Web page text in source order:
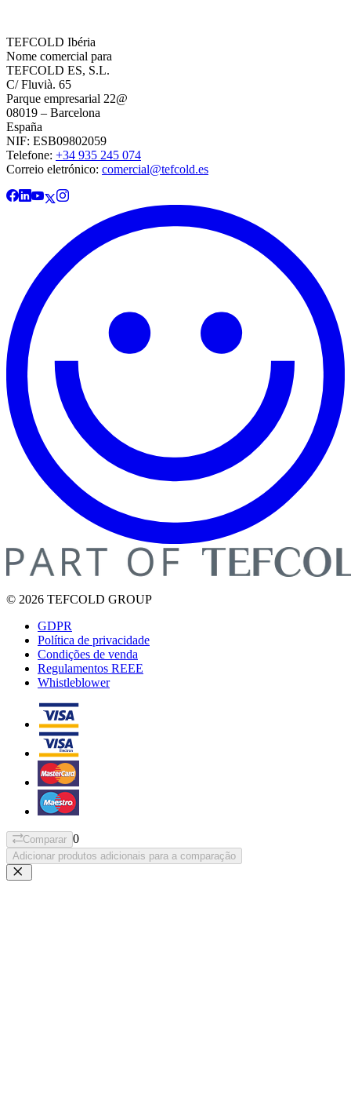
TEFCOLD Ibéria
Nome comercial para
TEFCOLD ES, S.L.
C/ Fluvià. 65
Parque empresarial 22@
08019 – Barcelona
España
NIF: ESB09802059
Telefone: +34 935 245 074
Correio eletrónico: comercial@tefcold.es
© 2026 TEFCOLD GROUP
GDPR
Política de privacidade
Condições de venda
Regulamentos REEE
Whistleblower
Comparar 0
Adicionar produtos adicionais para a comparação